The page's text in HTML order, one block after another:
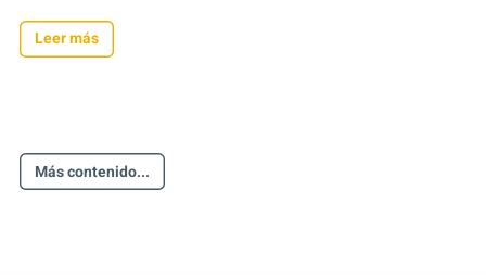
Leer más
Más contenido...